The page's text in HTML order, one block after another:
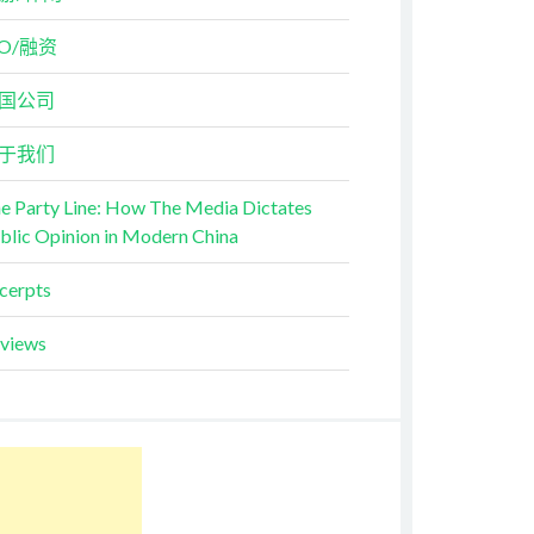
融资
公司
我们
Party Line: How The Media Dictates
Opinion in Modern China